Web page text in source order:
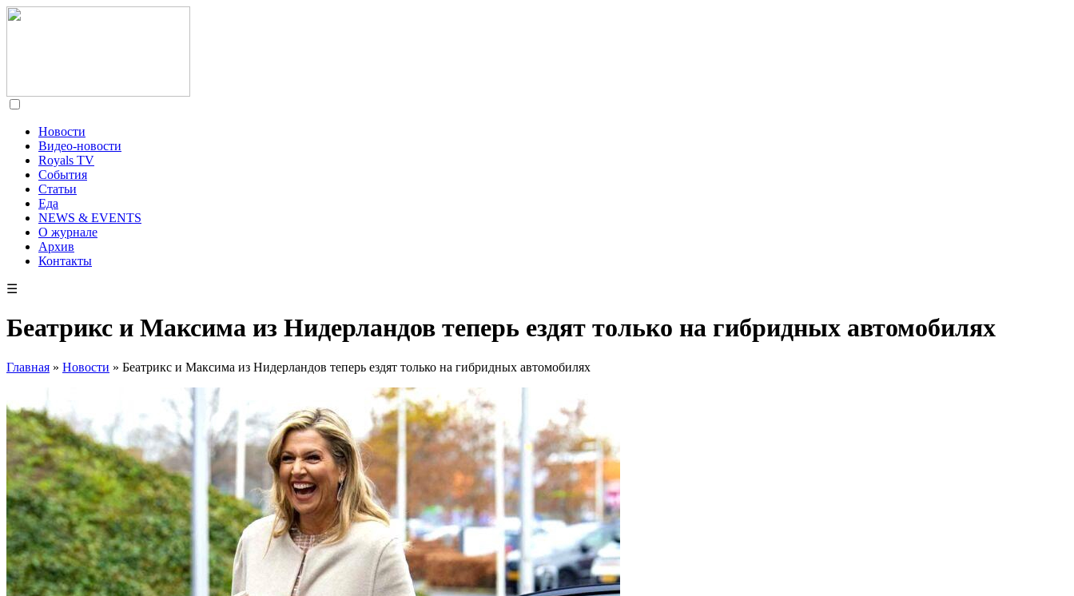
Новости
Видео-новости
Royals TV
События
Статьи
Еда
NEWS & EVENTS
О журнале
Архив
Контакты
☰
Беатрикс и Максима из Нидерландов теперь ездят только на гибридных автомобилях
Главная » Новости » Беатрикс и Максима из Нидерландов теперь ездят только на гибридных автомобилях